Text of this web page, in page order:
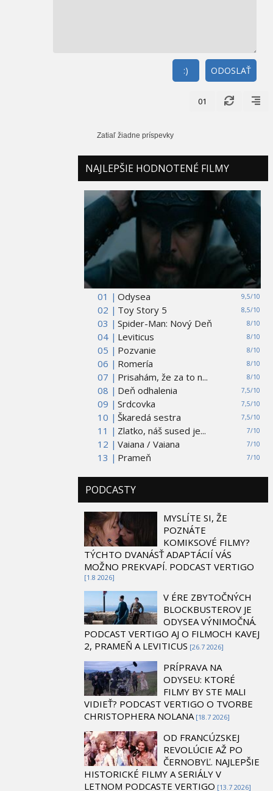
ODOSLAŤ
:)
01
Zatiaľ žiadne príspevky
NAJLEPŠIE HODNOTENÉ FILMY
01 | 9,5/10
Odysea
02 |
8,5/10
Toy Story 5
03 |
8/10
Spider-Man: Nový Deň
04 |
8/10
Leviticus
05 |
8/10
Pozvanie
06 |
8/10
Romería
07 |
8/10
Prisahám, že za to n...
08 |
7,5/10
Deň odhalenia
09 |
7,5/10
Srdcovka
10 |
7,5/10
Škaredá sestra
11 |
7/10
Zlatko, náš sused je...
12 |
7/10
Vaiana / Vaiana
13 |
7/10
Prameň
PODCASTY
MYSLÍTE SI, ŽE
POZNÁTE
KOMIKSOVÉ FILMY?
TÝCHTO DVANÁSŤ ADAPTÁCIÍ VÁS
MOŽNO PREKVAPÍ. PODCAST VERTIGO
[1.8 2026]
V ÉRE ZBYTOČNÝCH
BLOCKBUSTEROV JE
ODYSEA VÝNIMOČNÁ.
PODCAST VERTIGO AJ O FILMOCH KAVEJ
2, PRAMEŇ A LEVITICUS [26.7 2026]
PRÍPRAVA NA
ODYSEU: KTORÉ
FILMY BY STE MALI
VIDIEŤ? PODCAST VERTIGO O TVORBE
CHRISTOPHERA NOLANA [18.7 2026]
OD FRANCÚZSKEJ
REVOLÚCIE AŽ PO
ČERNOBYĽ. NAJLEPŠIE
HISTORICKÉ FILMY A SERIÁLY V
LETNOM PODCASTE VERTIGO [13.7 2026]